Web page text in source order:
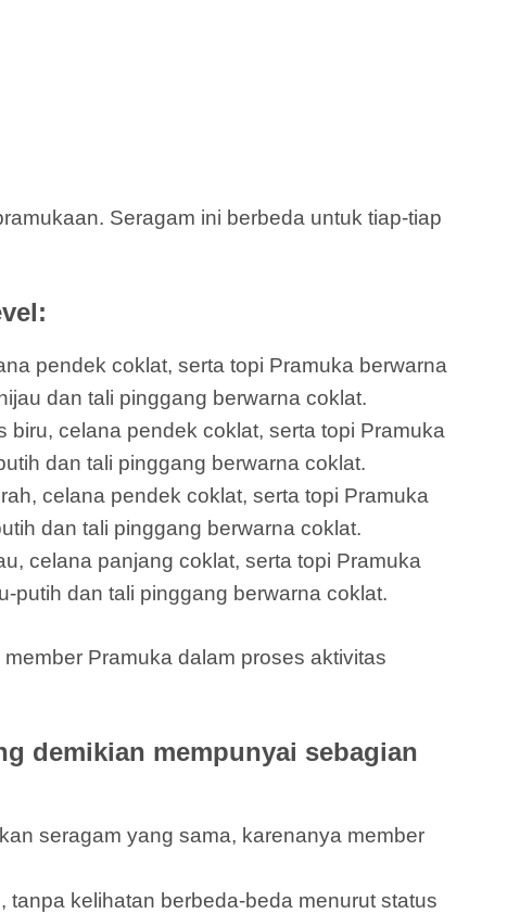
Seragam ini berbeda untuk tiap-tiap
pendek coklat, serta topi Pramuka berwarna
dan tali pinggang berwarna coklat.
celana pendek coklat, serta topi Pramuka
dan tali pinggang berwarna coklat.
celana pendek coklat, serta topi Pramuka
dan tali pinggang berwarna coklat.
celana panjang coklat, serta topi Pramuka
putih dan tali pinggang berwarna coklat.
Pramuka dalam proses aktivitas
demikian mempunyai sebagian
seragam yang sama, karenanya member
kelihatan berbeda-beda menurut status